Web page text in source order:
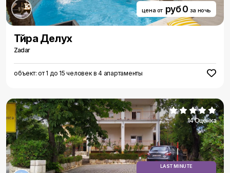
цена от руб 0 за ночь
Тйра Делуx
Zadar
объект: от 1 до 15 человек в 4 апартаменты
14 Оценка
LAST MINUTE